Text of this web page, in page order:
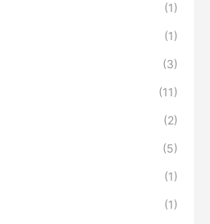
(1)
(1)
(3)
(11)
(2)
(5)
(1)
(1)